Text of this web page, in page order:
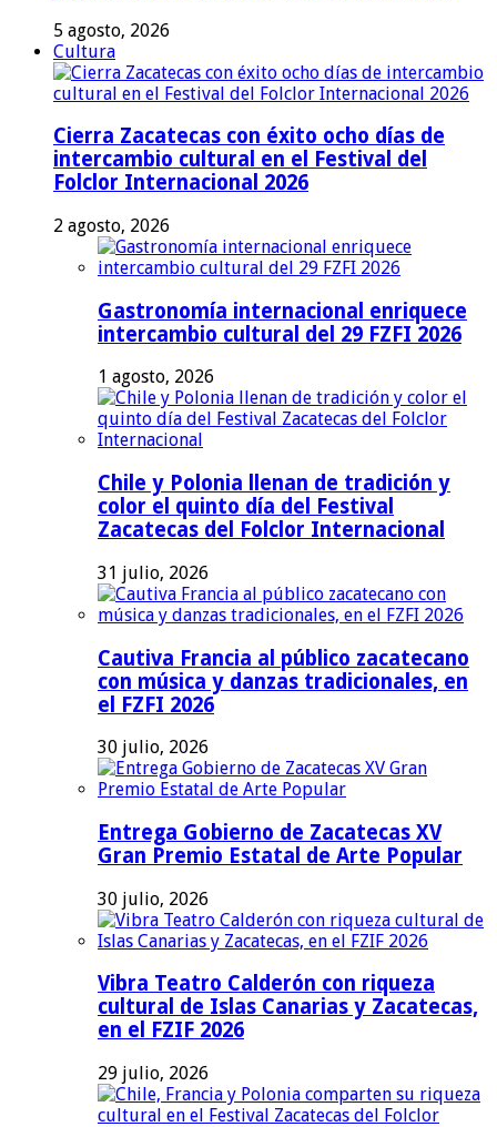
5 agosto, 2026
Cultura
Cierra Zacatecas con éxito ocho días de
intercambio cultural en el Festival del
Folclor Internacional 2026
2 agosto, 2026
Gastronomía internacional enriquece
intercambio cultural del 29 FZFI 2026
1 agosto, 2026
Chile y Polonia llenan de tradición y
color el quinto día del Festival
Zacatecas del Folclor Internacional
31 julio, 2026
Cautiva Francia al público zacatecano
con música y danzas tradicionales, en
el FZFI 2026
30 julio, 2026
Entrega Gobierno de Zacatecas XV
Gran Premio Estatal de Arte Popular
30 julio, 2026
Vibra Teatro Calderón con riqueza
cultural de Islas Canarias y Zacatecas,
en el FZIF 2026
29 julio, 2026